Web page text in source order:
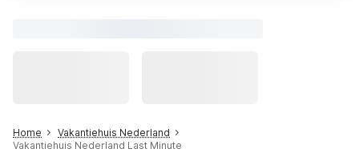
Home
Vakantiehuis Nederland
Vakantiehuis Nederland Last Minute